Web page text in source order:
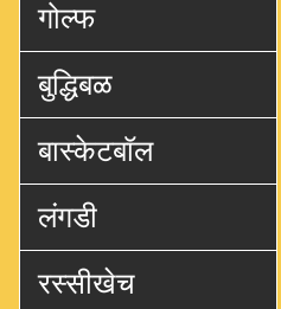
गोल्फ
बुद्धिबळ
बास्केटबॉल
लंगडी
रस्सीखेच